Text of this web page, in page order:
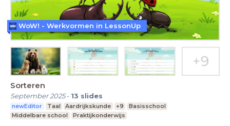
Sorteren
September 2025- 13 slides
newEditor Taal Aardrijkskunde +9
Basisschool
Middelbare school
Praktijkonderwijs
WoW! - Werkvormen in LessonUp